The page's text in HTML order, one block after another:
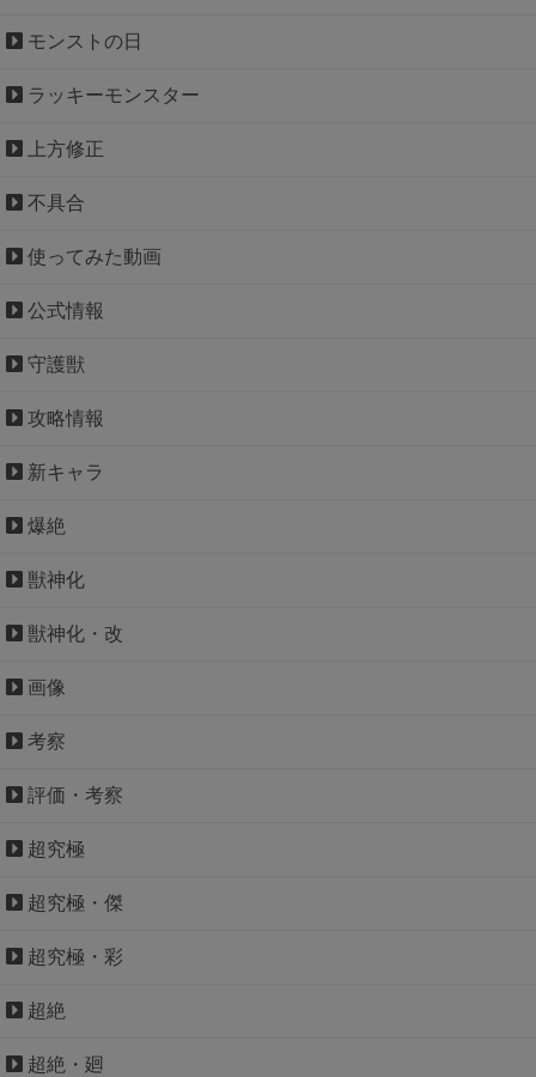
モンストの日
ラッキーモンスター
上方修正
不具合
使ってみた動画
公式情報
守護獣
攻略情報
新キャラ
爆絶
獣神化
獣神化・改
画像
考察
評価・考察
超究極
超究極・傑
超究極・彩
超絶
超絶・廻